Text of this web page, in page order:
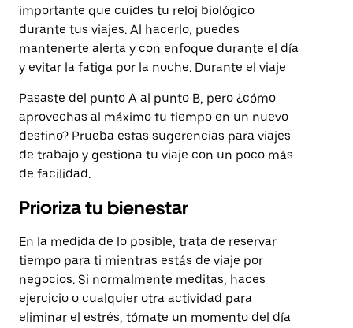
importante que cuides tu reloj biológico
durante tus viajes. Al hacerlo, puedes
mantenerte alerta y con enfoque durante el día
y evitar la fatiga por la noche. Durante el viaje
Pasaste del punto A al punto B, pero ¿cómo
aprovechas al máximo tu tiempo en un nuevo
destino? Prueba estas sugerencias para viajes
de trabajo y gestiona tu viaje con un poco más
de facilidad.
Prioriza tu bienestar
En la medida de lo posible, trata de reservar
tiempo para ti mientras estás de viaje por
negocios. Si normalmente meditas, haces
ejercicio o cualquier otra actividad para
eliminar el estrés, tómate un momento del día